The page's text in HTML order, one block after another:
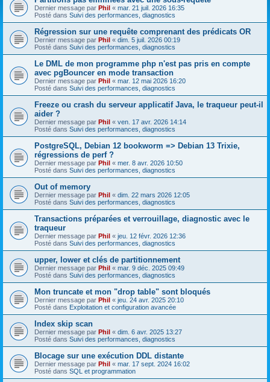
Dernier message par Phil « mar. 21 juil. 2026 16:35
Posté dans Suivi des performances, diagnostics
Régression sur une requête comprenant des prédicats OR
Dernier message par Phil « dim. 5 juil. 2026 00:19
Posté dans Suivi des performances, diagnostics
Le DML de mon programme php n'est pas pris en compte
avec pgBouncer en mode transaction
Dernier message par Phil « mar. 12 mai 2026 16:20
Posté dans Suivi des performances, diagnostics
Freeze ou crash du serveur applicatif Java, le traqueur peut-il
aider ?
Dernier message par Phil « ven. 17 avr. 2026 14:14
Posté dans Suivi des performances, diagnostics
PostgreSQL, Debian 12 bookworm => Debian 13 Trixie,
régressions de perf ?
Dernier message par Phil « mer. 8 avr. 2026 10:50
Posté dans Suivi des performances, diagnostics
Out of memory
Dernier message par Phil « dim. 22 mars 2026 12:05
Posté dans Suivi des performances, diagnostics
Transactions préparées et verrouillage, diagnostic avec le
traqueur
Dernier message par Phil « jeu. 12 févr. 2026 12:36
Posté dans Suivi des performances, diagnostics
upper, lower et clés de partitionnement
Dernier message par Phil « mar. 9 déc. 2025 09:49
Posté dans Suivi des performances, diagnostics
Mon truncate et mon "drop table" sont bloqués
Dernier message par Phil « jeu. 24 avr. 2025 20:10
Posté dans Exploitation et configuration avancée
Index skip scan
Dernier message par Phil « dim. 6 avr. 2025 13:27
Posté dans Suivi des performances, diagnostics
Blocage sur une exécution DDL distante
Dernier message par Phil « mar. 17 sept. 2024 16:02
Posté dans SQL et programmation